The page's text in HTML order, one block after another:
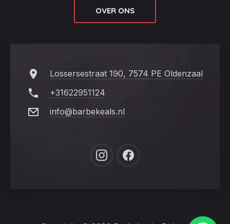
OVER ONS
Lossersestraat 190, 7574 PE Oldenzaal
+31622951124
info@barbekeals.nl
New
New